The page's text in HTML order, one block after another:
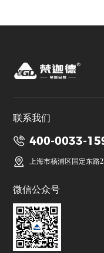
联系我们
400-0033-
上海市杨浦区国定东路
微信公众号